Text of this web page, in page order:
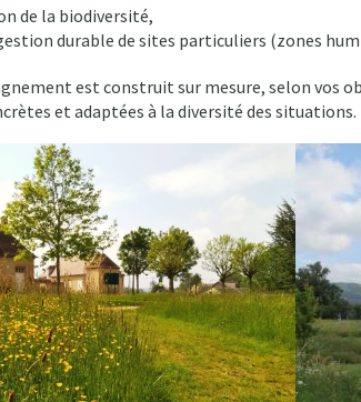
de la biodiversité,
durable de sites particuliers (zones
est construit sur mesure, selon vos
et adaptées à la diversité des situations.